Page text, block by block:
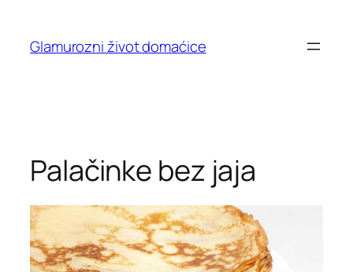
content
Glamurozni život domaćice
Palačinke bez jaja